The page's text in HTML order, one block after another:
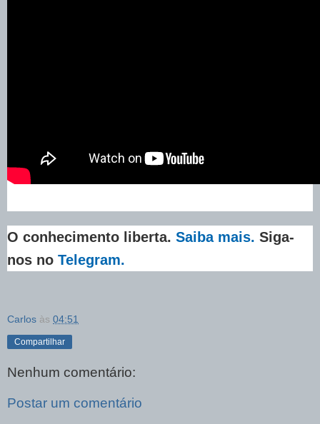
O conhecimento liberta. Saiba mais. Siga-
nos no Telegram.
Carlos às 04:51
Compartilhar
Nenhum comentário:
Postar um comentário